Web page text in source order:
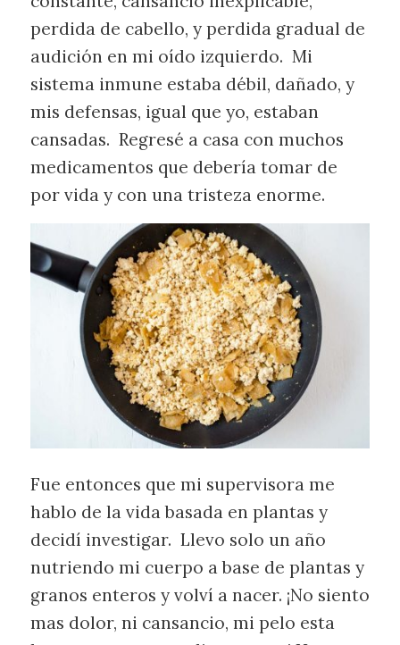
perdida de cabello, y perdida gradual de
audición en mi oído izquierdo. Mi
sistema inmune estaba débil, dañado, y
mis defensas, igual que yo, estaban
cansadas. Regresé a casa con muchos
medicamentos que debería tomar de
por vida y con una tristeza enorme.
Fue entonces que mi supervisora me
hablo de la vida basada en plantas y
decidí investigar. Llevo solo un año
nutriendo mi cuerpo a base de plantas y
granos enteros y volví a nacer. ¡No siento
mas dolor, ni cansancio, mi pelo esta